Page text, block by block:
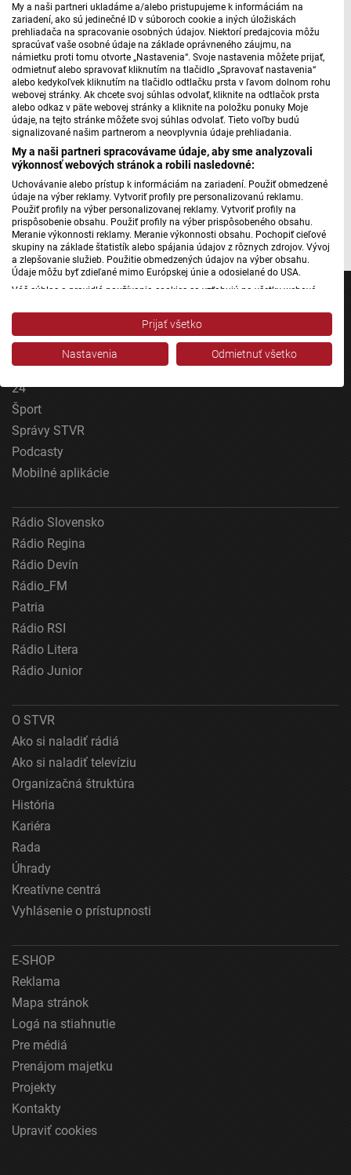
My a naši partneri ukladáme a/alebo pristupujeme k informáciám na
zariadení, ako sú jedinečné ID v súboroch cookie a iných úložiskách
prehliadača na spracovanie osobných údajov. Niektorí predajcovia môžu
spracúvať vaše osobné údaje na základe oprávneného záujmu, na
námietku proti tomu otvorte „Nastavenia“. Svoje nastavenia môžete prijať,
odmietnuť alebo spravovať kliknutím na tlačidlo „Spravovať nastavenia“
alebo kedykoľvek kliknutím na tlačidlo odtlačku prsta v ľavom dolnom rohu
webovej stránky. Ak chcete svoj súhlas odvolať, kliknite na odtlačok prsta
alebo odkaz v päte webovej stránky a kliknite na položku ponuky Moje
údaje, na tejto stránke môžete svoj súhlas odvolať. Tieto voľby budú
signalizované našim partnerom a neovplyvnia údaje prehliadania.
My a naši partneri spracovávame údaje, aby sme analyzovali
výkonnosť webových stránok a robili nasledovné:
Uchovávanie alebo prístup k informáciám na zariadení. Použiť obmedzené
údaje na výber reklamy. Vytvoriť profily pre personalizovanú reklamu.
Použiť profily na výber personalizovanej reklamy. Vytvoriť profily na
prispôsobenie obsahu. Použiť profily na výber prispôsobeného obsahu.
Meranie výkonnosti reklamy. Meranie výkonnosti obsahu. Pochopiť cieľové
skupiny na základe štatistík alebo spájania údajov z rôznych zdrojov. Vývoj
a zlepšovanie služieb. Použitie obmedzených údajov na výber obsahu.
Údaje môžu byť zdieľané mimo Európskej únie a odosielané do USA.
Váš súhlas a pravidlá používania cookies sa vzťahujú na všetky webové
Stred, Rádio Regina Západ, Rádio Patria, Rádio Devín, RTVS, Hudobné
pozdravy, Rádio Slovensko, RSI Francais, RSI English, RSI Slovensky, Rádio
Junior, RSI, Rádio Regina Východ, Rádio_FM, RSI Espanol, NEV.
Zobraziť zoznam partnerov (1 predajcovia IAB)
Účely spracovania IAB:
Uchovávanie alebo prístup k informáciám na
zariadení
Použiť obmedzené údaje na výber reklamy
reklamy
Vytvoriť profily na prispôsobenie obsahu
Použiť profily na výber prispôsobeného obsahu
Meranie výkonnosti reklamy
Meranie výkonnosti obsahu
Pochopiť cieľové skupiny na základe štatistík
alebo spájania údajov z rôznych zdrojov
Vývoj a zlepšovanie služieb
Použitie obmedzených údajov na výber obsahu
Špeciálne funkcie IAB:
polohe
Identifikácia zariadení na základe aktívne
vyžiadaných informácií
Nevyhnutné
Výkonostné
Funkčné
Reklama
Prijať všetko
Nastavenia Odmietnuť všetko
Máte problém s prehrávaním?Nahláste nám chybuv prehrávači.
Vodné pólo – mladší kadeti
Máte problém s prehrávaním?Nahláste nám chybu v prehrávači.
Foto: STVR
Jednotka
Dvojka
24
Šport
Správy STVR
Podcasty
Mobilné aplikácie
Rádio Slovensko
Rádio Regina
Rádio Devín
Rádio_FM
Patria
Rádio RSI
Rádio Litera
Rádio Junior
O STVR
Ako si naladiť rádiá
Ako si naladiť televíziu
Organizačná štruktúra
História
Kariéra
Rada
Úhrady
Kreatívne centrá
Vyhlásenie o prístupnosti
E-SHOP
Reklama
Mapa stránok
Logá na stiahnutie
Pre médiá
Prenájom majetku
Projekty
Kontakty
Upraviť cookies